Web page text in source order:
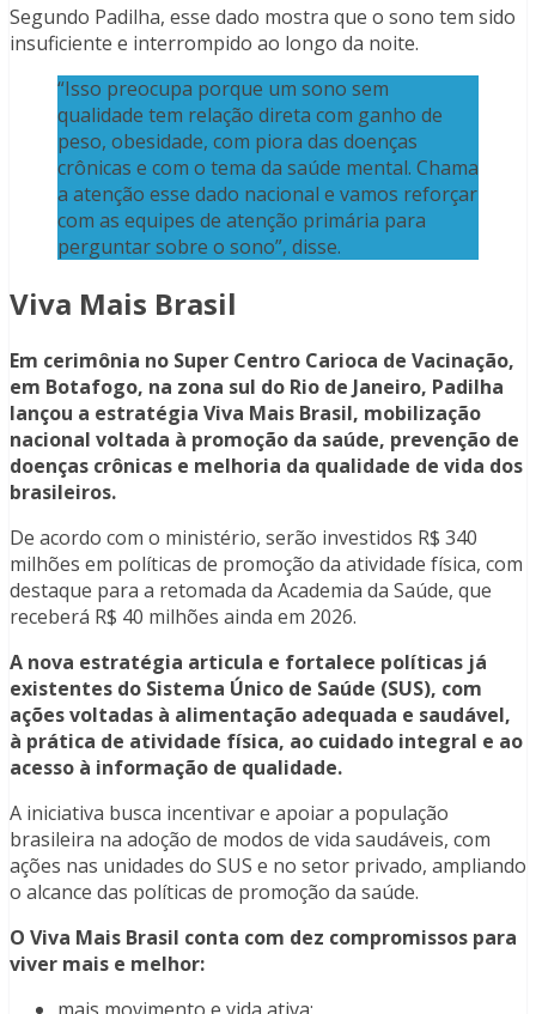
Segundo Padilha, esse dado mostra que o sono tem sido
insuficiente e interrompido ao longo da noite.
“Isso preocupa porque um sono sem
qualidade tem relação direta com ganho de
peso, obesidade, com piora das doenças
crônicas e com o tema da saúde mental. Chama
a atenção esse dado nacional e vamos reforçar
com as equipes de atenção primária para
perguntar sobre o sono”, disse.
Viva Mais Brasil
Em cerimônia no Super Centro Carioca de Vacinação,
em Botafogo, na zona sul do Rio de Janeiro, Padilha
lançou a estratégia Viva Mais Brasil, mobilização
nacional voltada à promoção da saúde, prevenção de
doenças crônicas e melhoria da qualidade de vida dos
brasileiros.
De acordo com o ministério, serão investidos R$ 340
milhões em políticas de promoção da atividade física, com
destaque para a retomada da Academia da Saúde, que
receberá R$ 40 milhões ainda em 2026.
A nova estratégia articula e fortalece políticas já
existentes do Sistema Único de Saúde (SUS), com
ações voltadas à alimentação adequada e saudável,
à prática de atividade física, ao cuidado integral e ao
acesso à informação de qualidade.
A iniciativa busca incentivar e apoiar a população
brasileira na adoção de modos de vida saudáveis, com
ações nas unidades do SUS e no setor privado, ampliando
o alcance das políticas de promoção da saúde.
O Viva Mais Brasil conta com dez compromissos para
viver mais e melhor: